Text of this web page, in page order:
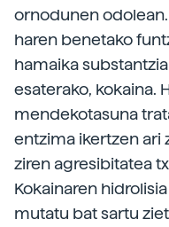
ornodunen
haren benetako
hamaika
esaterako, kokaina.
mendekotasuna
entzima ikertzen ari
ziren agresibitatea
Kokainaren
mutatu bat sartu